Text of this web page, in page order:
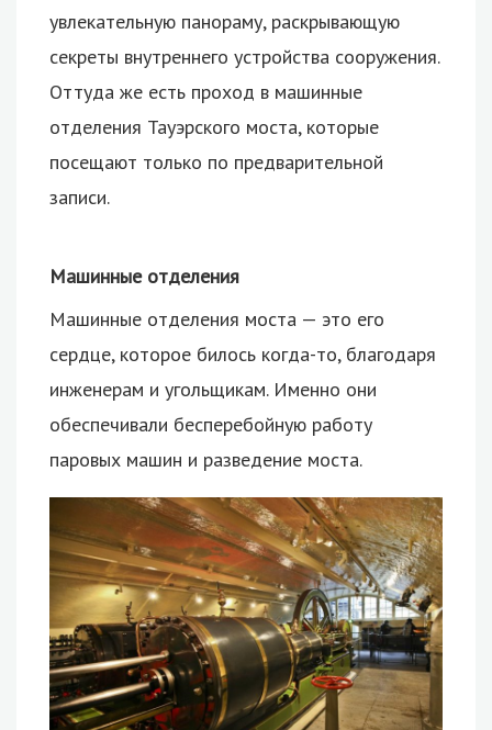
увлекательную панораму, раскрывающую
секреты внутреннего устройства сооружения.
Оттуда же есть проход в машинные
отделения Тауэрского моста, которые
посещают только по предварительной
записи.
Машинные отделения
Машинные отделения моста — это его
сердце, которое билось когда-то, благодаря
инженерам и угольщикам. Именно они
обеспечивали бесперебойную работу
паровых машин и разведение моста.